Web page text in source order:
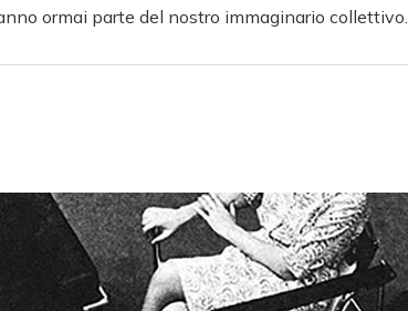
ormai parte del nostro immaginario collettivo.